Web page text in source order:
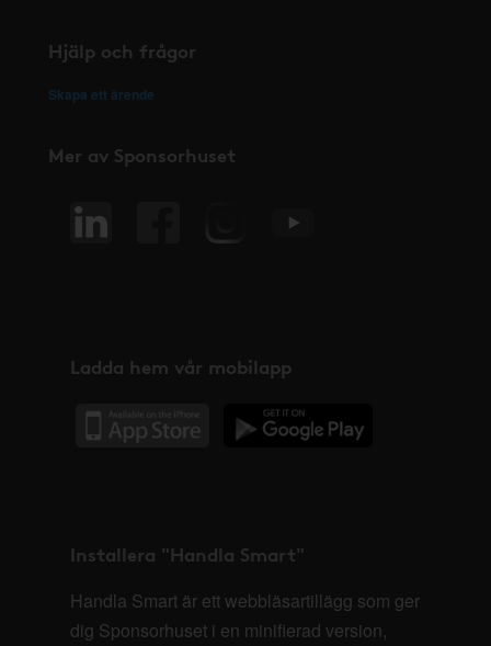
Hjälp och frågor
Skapa ett ärende
Mer av Sponsorhuset
Ladda hem vår mobilapp
Installera "Handla Smart"
Handla Smart är ett webbläsartillägg som ger
dig Sponsorhuset i en minifierad version,